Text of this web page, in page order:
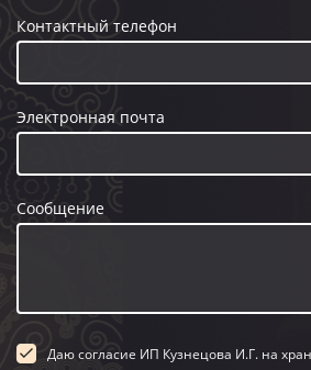
Контактный телефон
Электронная почта
Сообщение
Даю согласие ИП Кузнецова И.Г. на